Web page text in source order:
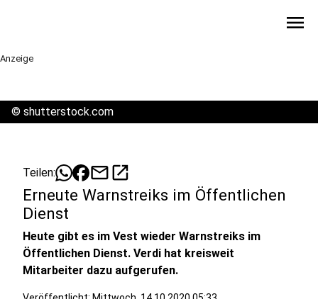
menu
Anzeige
© shutterstock.com
Teilen: mailopen_in_new
Erneute Warnstreiks im Öffentlichen
Dienst
Heute gibt es im Vest wieder Warnstreiks im
Öffentlichen Dienst. Verdi hat kreisweit
Mitarbeiter dazu aufgerufen.